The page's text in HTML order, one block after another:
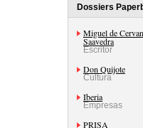
Dossiers
Miguel de
Saavedra
Escritor
Don Quijote
Cultura
Iberia
Empresas
PRISA